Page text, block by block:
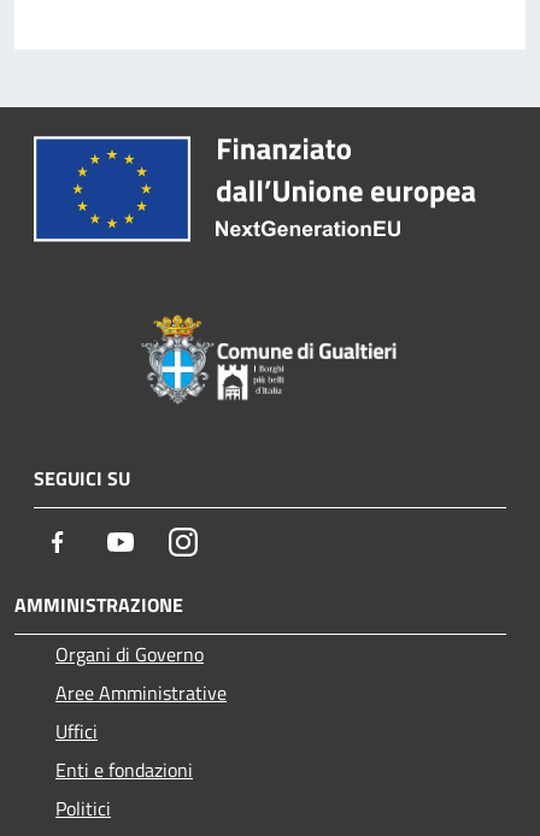
SEGUICI SU
Facebook YoutubeInstagram
AMMINISTRAZIONE
Organi di Governo
Aree Amministrative
Uffici
Enti e fondazioni
Politici